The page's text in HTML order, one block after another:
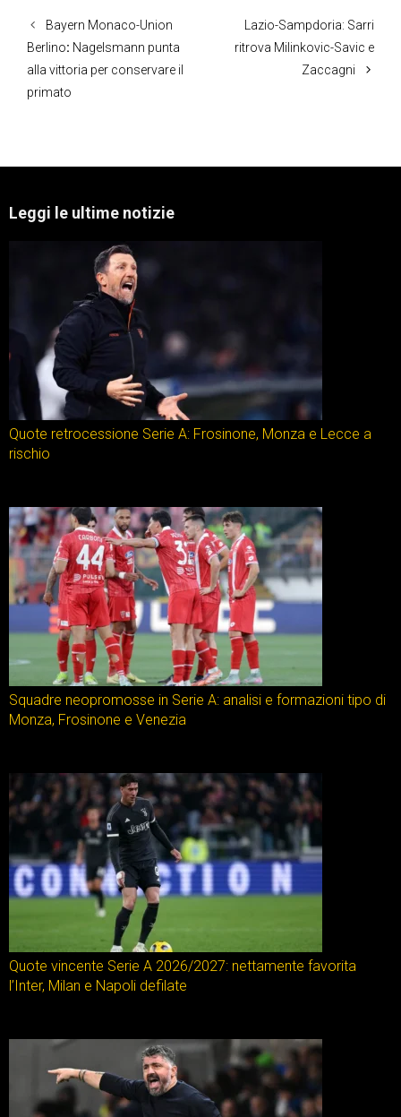
Bayern Monaco-Union
Berlino: Nagelsmann punta
alla vittoria per conservare il
primato
Lazio-Sampdoria: Sarri
ritrova Milinkovic-Savic e
Zaccagni
Leggi le ultime notizie
Quote retrocessione Serie A: Frosinone, Monza e Lecce a
rischio
Squadre neopromosse in Serie A: analisi e formazioni tipo di
Monza, Frosinone e Venezia
Quote vincente Serie A 2026/2027: nettamente favorita
l’Inter, Milan e Napoli defilate